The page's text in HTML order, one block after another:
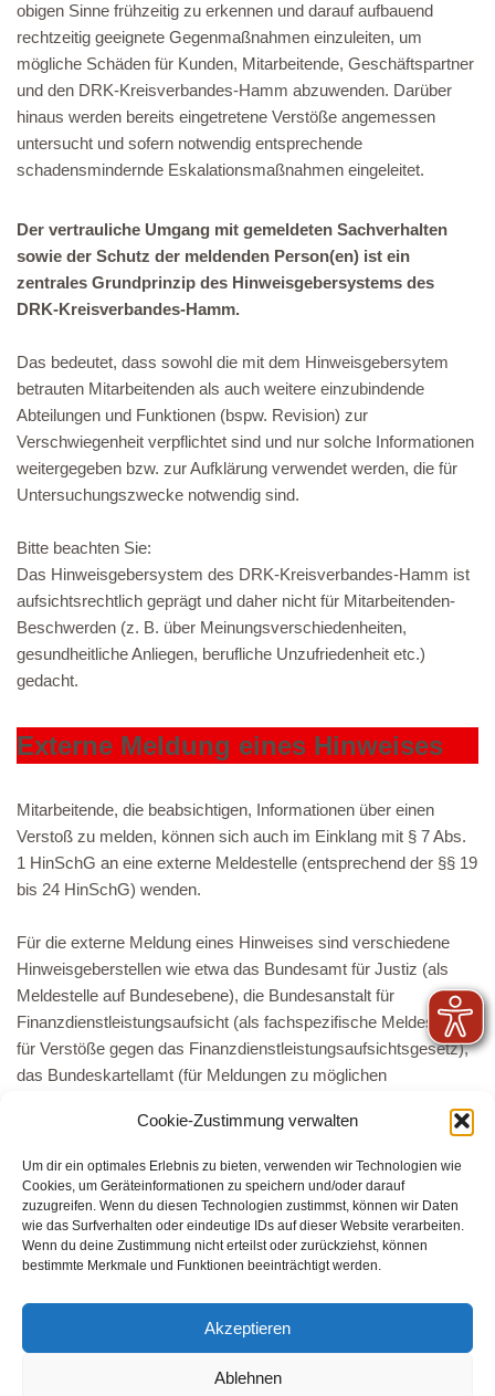
Cookie-Zustimmung verwalten
Um dir ein optimales Erlebnis zu bieten, verwenden wir Technologien wie
Cookies, um Geräteinformationen zu speichern und/oder darauf
zuzugreifen. Wenn du diesen Technologien zustimmst, können wir Daten
wie das Surfverhalten oder eindeutige IDs auf dieser Website verarbeiten.
Wenn du deine Zustimmung nicht erteilst oder zurückziehst, können
bestimmte Merkmale und Funktionen beeinträchtigt werden.
Akzeptieren
Ablehnen
obigen Sinne frühzeitig zu erkennen und darauf aufbauend
rechtzeitig geeignete Gegenmaßnahmen einzuleiten, um
mögliche Schäden für Kunden, Mitarbeitende, Geschäftspartner
und den DRK-Kreisverbandes-Hamm abzuwenden. Darüber
hinaus werden bereits eingetretene Verstöße angemessen
untersucht und sofern notwendig entsprechende
schadensmindernde Eskalationsmaßnahmen eingeleitet.
Der vertrauliche Umgang mit gemeldeten Sachverhalten
sowie der Schutz der meldenden Person(en) ist ein
zentrales Grundprinzip des Hinweisgebersystems des
DRK-Kreisverbandes-Hamm.
Das bedeutet, dass sowohl die mit dem Hinweisgebersytem
betrauten Mitarbeitenden als auch weitere einzubindende
Abteilungen und Funktionen (bspw. Revision) zur
Verschwiegenheit verpflichtet sind und nur solche Informationen
weitergegeben bzw. zur Aufklärung verwendet werden, die für
Untersuchungszwecke notwendig sind.
Bitte beachten Sie:
Das Hinweisgebersystem des DRK-Kreisverbandes-Hamm ist
aufsichtsrechtlich geprägt und daher nicht für Mitarbeitenden-
Beschwerden (z. B. über Meinungsverschiedenheiten,
gesundheitliche Anliegen, berufliche Unzufriedenheit etc.)
gedacht.
Externe Meldung eines Hinweises
Mitarbeitende, die beabsichtigen, Informationen über einen
Verstoß zu melden, können sich auch im Einklang mit § 7 Abs.
1 HinSchG an eine externe Meldestelle (entsprechend der §§ 19
bis 24 HinSchG) wenden.
Für die externe Meldung eines Hinweises sind verschiedene
Hinweisgeberstellen wie etwa das Bundesamt für Justiz (als
Meldestelle auf Bundesebene), die Bundesanstalt für
Finanzdienstleistungsaufsicht (als fachspezifische Meldestelle
für Verstöße gegen das Finanzdienstleistungsaufsichtsgesetz),
das Bundeskartellamt (für Meldungen zu möglichen
Betrugsbekämpfung (für Betrugsfälle zulasten des EU-
Marktaufsichtsbehörde (für Meldungen zu möglichen
Insidergeschäften) eingerichtet worden.
Deutsches Rotes Kreuz Kreisverband Hamm e.V.